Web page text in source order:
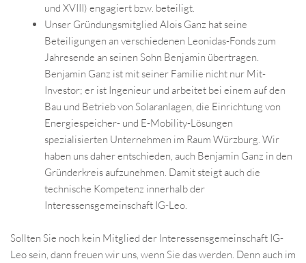
und XVIII) engagiert bzw. beteiligt.
Unser Gründungsmitglied Alois Ganz hat seine
Beteiligungen an verschiedenen Leonidas-Fonds zum
Jahresende an seinen Sohn Benjamin übertragen.
Benjamin Ganz ist mit seiner Familie nicht nur Mit-
Investor; er ist Ingenieur und arbeitet bei einem auf den
Bau und Betrieb von Solaranlagen, die Einrichtung von
Energiespeicher- und E-Mobility-Lösungen
spezialisierten Unternehmen im Raum Würzburg. Wir
haben uns daher entschieden, auch Benjamin Ganz in den
Gründerkreis aufzunehmen. Damit steigt auch die
technische Kompetenz innerhalb der
Interessensgemeinschaft IG-Leo.
Sollten Sie noch kein Mitglied der Interessensgemeinschaft IG-
Leo sein, dann freuen wir uns, wenn Sie das werden. Denn auch im